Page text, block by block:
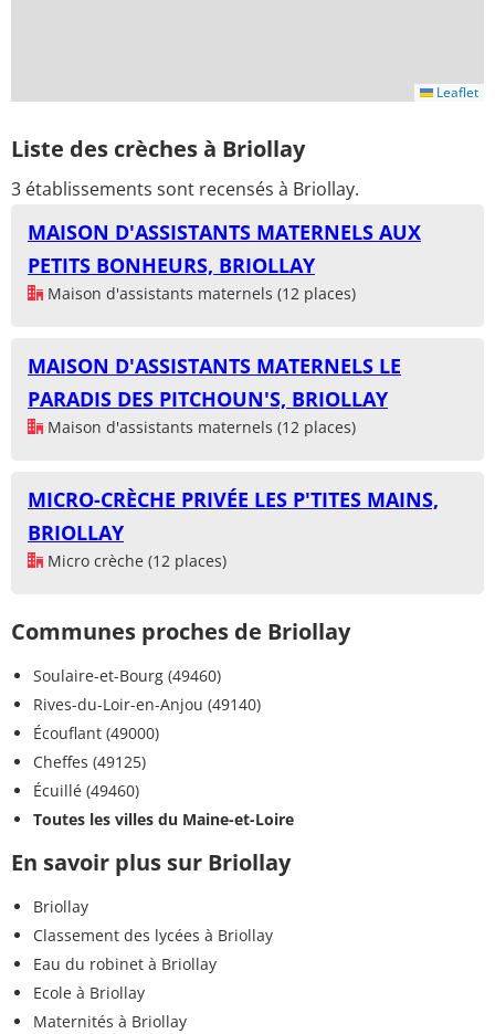
Leaflet
Liste des crèches à Briollay
3 établissements sont recensés à Briollay.
MAISON D'ASSISTANTS MATERNELS AUX
PETITS BONHEURS, BRIOLLAY
Maison d'assistants maternels (12 places)
MAISON D'ASSISTANTS MATERNELS LE
PARADIS DES PITCHOUN'S, BRIOLLAY
Maison d'assistants maternels (12 places)
MICRO-CRÈCHE PRIVÉE LES P'TITES MAINS,
BRIOLLAY
Micro crèche (12 places)
Communes proches de Briollay
Soulaire-et-Bourg (49460)
Rives-du-Loir-en-Anjou (49140)
Écouflant (49000)
Cheffes (49125)
Écuillé (49460)
Toutes les villes du Maine-et-Loire
En savoir plus sur Briollay
Briollay
Classement des lycées à Briollay
Eau du robinet à Briollay
Ecole à Briollay
Maternités à Briollay